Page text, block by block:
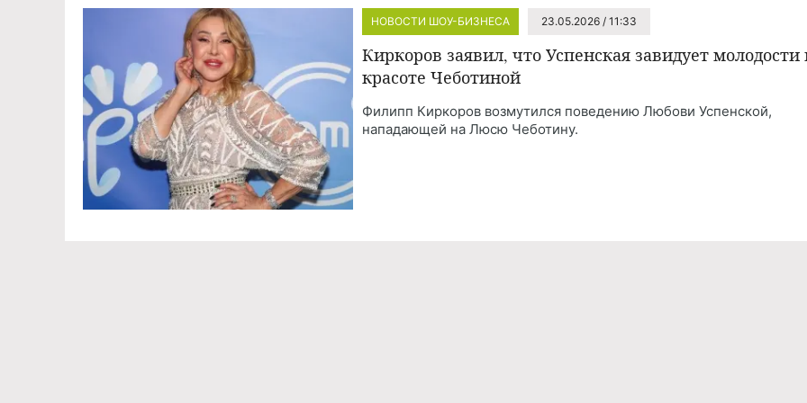
НОВОСТИ ШОУ-БИЗНЕСА 23.05.2026 / 11:33
Киркоров заявил, что Успенская завидует молодости
красоте Чеботиной
Филипп Киркоров возмутился поведению Любови Успенской,
нападающей на Люсю Чеботину.